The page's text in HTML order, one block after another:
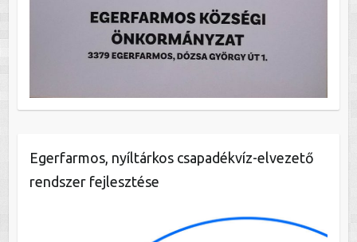
Egerfarmos, nyíltárkos csapadékvíz-elvezető
rendszer fejlesztése